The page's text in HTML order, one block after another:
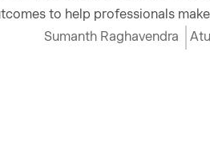
to help professionals
Sumanth Raghavendra